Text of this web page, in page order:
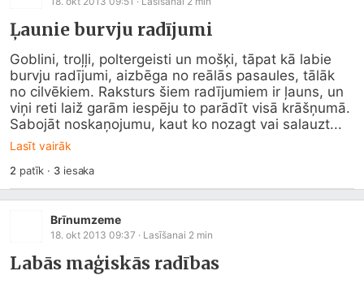
Ļaunie burvju radījumi
Goblini, troļļi, poltergeisti un mošķi, tāpat kā labie
burvju radījumi, aizbēga no reālās pasaules, tālāk
no cilvēkiem. Raksturs šiem radījumiem ir ļauns, un
viņi reti laiž garām iespēju to parādīt visā krāšņumā.
Sabojāt noskaņojumu, kaut ko nozagt vai salauzt...
Lasīt vairāk
2 patīk · 3iesaka
Brīnumzeme
18. okt 2013 09:37 · Lasīšanai 2 min
Labās maģiskās radības